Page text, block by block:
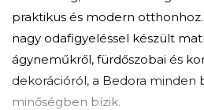
praktikus és modern
nagy odafigyeléssel készült
ágyneműkről, fürdőszobai és
dekorációról, a Bedora minden
minőségben bízik.